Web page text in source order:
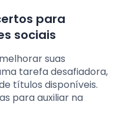
para
sociais
suas
tarefa desafiadora,
títulos disponíveis.
para auxiliar na